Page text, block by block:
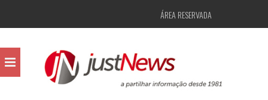
ÁREA RESERVADA